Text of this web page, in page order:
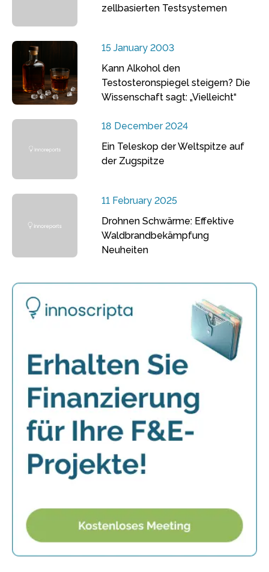
zellbasierten Testsystemen
15 January 2003
Kann Alkohol den
Testosteronspiegel steigern? Die
Wissenschaft sagt: „Vielleicht“
18 December 2024
Ein Teleskop der Weltspitze auf
der Zugspitze
11 February 2025
Drohnen Schwärme: Effektive
Waldbrandbekämpfung
Neuheiten